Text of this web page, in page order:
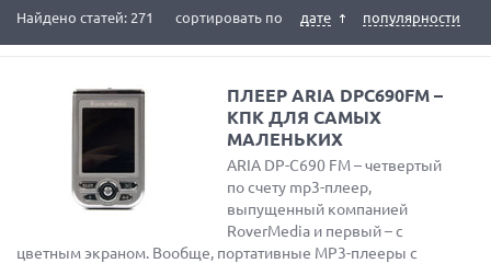
сортировать по дате популярности
Найдено статей: 271
ПЛЕЕР ARIA DPC690FM –
КПК ДЛЯ САМЫХ
МАЛЕНЬКИХ
ARIA DP-C690 FM – четвертый
по счету mp3-плеер,
выпущенный компанией
RoverMedia и первый – с
цветным экраном. Вообще, портативные МР3-плееры с